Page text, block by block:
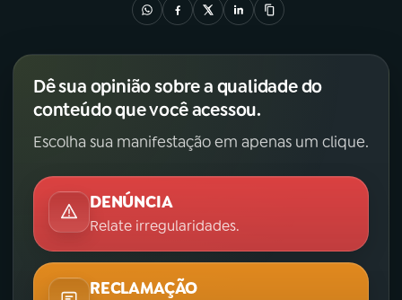
Dê sua opinião sobre a qualidade do
conteúdo que você acessou.
Escolha sua manifestação em apenas um clique.
DENÚNCIA
Relate irregularidades.
RECLAMAÇÃO